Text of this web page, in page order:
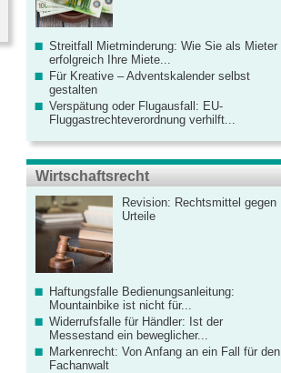
Streitfall Mietminderung: Wie Sie als Mieter
erfolgreich Ihre Miete...
Für Kreative – Adventskalender selbst
gestalten
Verspätung oder Flugausfall: EU-
Fluggastrechteverordnung verhilft...
Wirtschaftsrecht
Revision: Rechtsmittel gegen
Urteile
Haftungsfalle Bedienungsanleitung:
Mountainbike ist nicht für...
Widerrufsfalle für Händler: Ist der
Messestand ein beweglicher...
Markenrecht: Von Anfang an ein Fall für den
Fachanwalt